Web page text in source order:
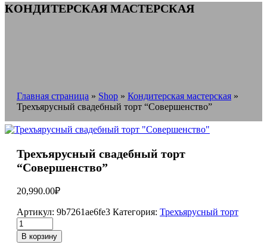
КОНДИТЕРСКАЯ МАСТЕРСКАЯ
Главная страница » Shop » Кондитерская мастерская »
Трехъярусный свадебный торт “Совершенство”
Трехъярусный свадебный торт
“Совершенство”
20,990.00₽
Артикул: 9b7261ae6fe3 Категория: Трехъярусный торт
В корзину